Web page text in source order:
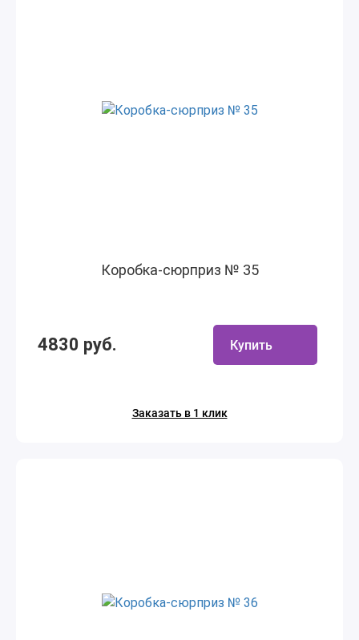
Коробка-сюрприз № 35
4830 руб. Купить
Заказать в 1 клик